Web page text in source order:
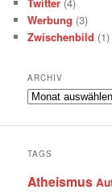
Twitter (4)
Werbung (3)
Zwischenbild (1)
ARCHIV
Archiv
TAGS
Atheismus